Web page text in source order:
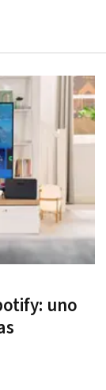
uno